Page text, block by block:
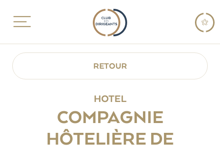
HOTEL
COMPAGNIE
HÔTELIÈRE DE
RETOUR